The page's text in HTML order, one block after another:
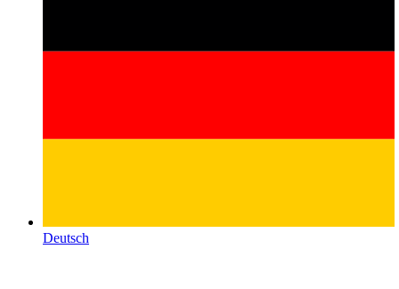
Deutsch